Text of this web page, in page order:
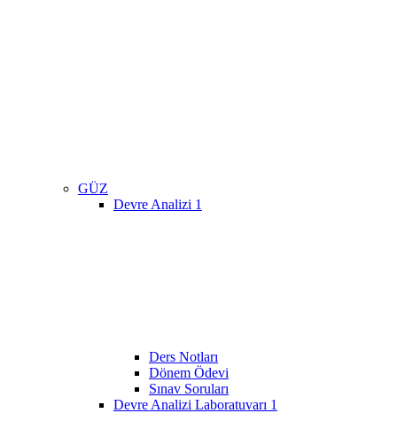
GÜZ
Devre Analizi 1
Ders Notları
Dönem Ödevi
Sınav Soruları
Devre Analizi Laboratuvarı 1